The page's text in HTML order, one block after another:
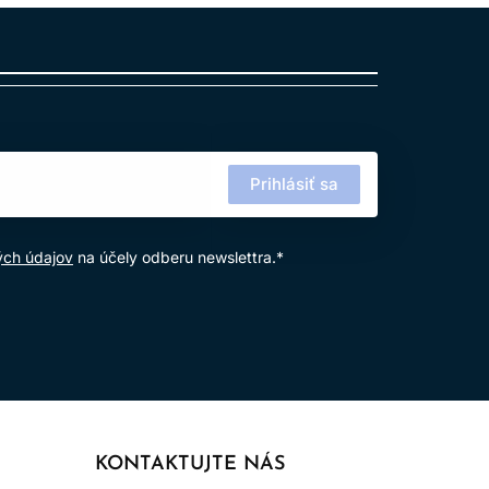
výrobku.
Prihlásiť sa
údajov na účely odberu newslettra.*
KONTAKTUJTE NÁS